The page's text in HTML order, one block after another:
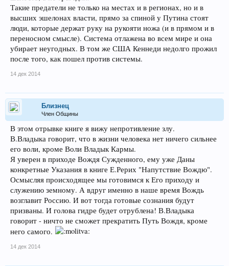
Такие предатели не только на местах и в регионах, но и в
высших эшелонах власти, прямо за спиной у Путина стоят
люди, которые держат руку на рукояти ножа (и в прямом и в
переносном смысле). Система отлажена во всем мире и она
убирает неугодных. В том же США Кеннеди недолго прожил
после того, как пошел против системы.
14 дек 2014
Близнец
Член Общины
В этом отрывке книге я вижу непротивление злу.
В.Владыка говорит, что в жизни человека нет ничего сильнее
его воли, кроме Воли Владык Кармы.
Я уверен в приходе Вождя Сужденного, ему уже Даны
конкретные Указания в книге Е.Рерих "Напутствие Вождю".
Осмысляя происходящее мы готовимся к Его приходу и
служению земному. А вдруг именно в наше время Вождь
возглавит Россию. И вот тогда готовые сознания будут
призваны. И голова гидре будет отрублена! В.Владыка
говорит - ничто не сможет прекратить Путь Вождя, кроме
него самого.
14 дек 2014